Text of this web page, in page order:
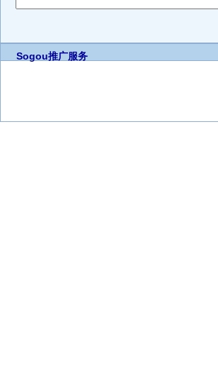
Sogou推广服务